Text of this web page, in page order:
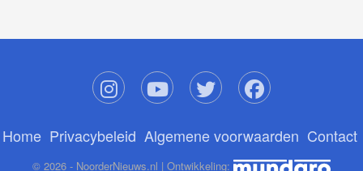
Home Privacybeleid Algemene voorwaarden Contact
© 2026 - NoorderNieuws.nl | Ontwikkeling: